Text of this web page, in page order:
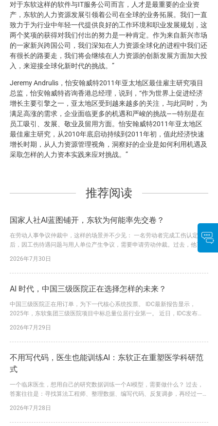
对于东软这样的软件与IT服务公司而言，人才是最重要的企业资
产，东软的人力资源发展引领着公司在全球的业务拓展。我们一直
致力于为行业中年轻一代提供良好的工作环境和职业发展规划，这
两个奖项的获得对我们付出的努力是一种肯定。作为来自新兴市场
的一家新兴跨国公司，我们深知在人力资源全球化的进程中我们还
有很长的路要走，我们将会继续在人力资源的创新发展方面加大投
入，来迎接全球化新时代的挑战。”
Jeremy Andrulis，怡安翰威特2011年亚太地区最佳雇主研究项目
总监，怡安翰威特咨询香港总经理，说到，“作为世界上促进经济
增长主要引擎之一，亚太地区受到越来越多的关注，与此同时，为
满足高涨的需求，企业面临更多的机遇和严峻的挑战——特别是在
员工吸引、发展、敬业及留用方面。怡安翰威特2011年亚太地区
最佳雇主研究，从2010年底启动持续到2011年初，值此经济快速
增长时期，从人力资源管理视角，洞察好的企业是如何利用机遇及
采取怎样的人力资本实践来应对挑战。”
推荐阅读
国家人社AI蓝图铺开，东软为何能率先交卷？
在劳动人事争议仲裁中，这样的场景并不少见： 一名劳动者完成工伤认定
后，因工伤待遇问题与用人单位产生争议，需要申请劳动仲裁。过去，他可能
要请假前往仲裁机构，咨询流程、填写申请、准备材料。一旦信息不全，还要
多次补正、反复往返。 如今，一套看得见、用得上的“黑科技”，正在改变这一
过程。 在工作人员指导下，申请人通过移动端录入案情和诉求、上传相关材
2026年7月30日
AI 时代，中国三级医院正在选择怎样的未来？
中国三级医院正在用订单，为下一代核心系统投票。 IDC最新报告显示，
2025年，东软集团三级医院项目中标总量位居行业第一。 近日，IDC发布
借大量三级医院落地订单，进一步巩固了在该领域的领先优势。 这一结论背
后，是东软三十余年深耕医疗健康行业的长期积累，更是其行业理解、技术创
2026年7月29日
不用写代码，医生也能训练AI：东软正在重塑医学科研范
式
一个临床医生，想用自己的研究数据训练一个AI模型，需要做什么？ 过去，
答案往往是：寻找算法工程师、整理数据、编写代码、反复调参，再经过一轮
不罕见。更大的问题是，数据处理、特征提取、统计分析和模型训练往往分散
在不同工具中，数据在多个系统之间反复导入导出，不仅容易出错，也让研究
2026年7月28日